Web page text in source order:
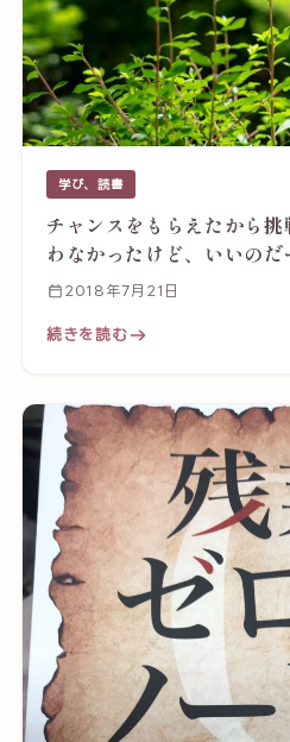
学び、読書
チャンスをもらえたから
わなかったけど、いいのだ
2018年7月21日
続きを読む